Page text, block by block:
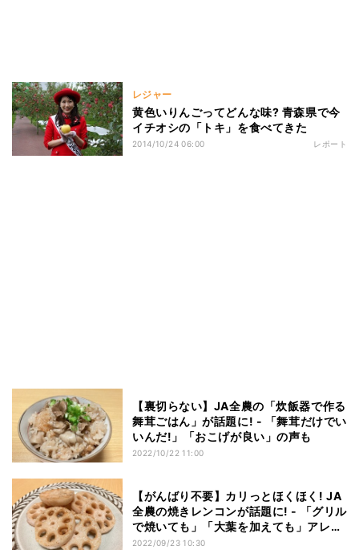
レジャー
黄色いりんごってどんな味? 青森県で今
イチオシの「トキ」を食べてきた
2014/10/24 06:00 レポート
【裏切らない】JA全農の「炊飯器で作る
舞茸ごはん」が話題に! - 「舞茸だけでい
いんだ!」「おこげが良い」の声も
2022/10/22 11:00
【がんばり不要】カリっとほくほく! JA
全農の焼きレンコンが話題に! - 「グリル
で焼いても」「大葉を加えても」アレン
ジも続々
2022/09/23 10:30